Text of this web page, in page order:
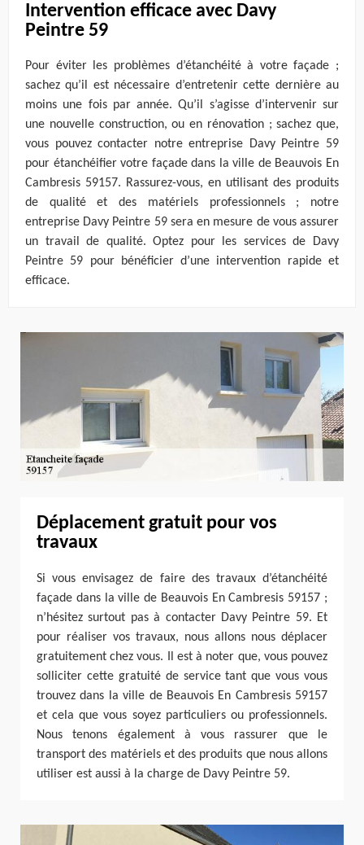
Intervention efficace avec Davy
Peintre 59
Pour éviter les problèmes d’étanchéité à votre façade ;
sachez qu’il est nécessaire d’entretenir cette dernière au
moins une fois par année. Qu’il s’agisse d’intervenir sur
une nouvelle construction, ou en rénovation ; sachez que,
vous pouvez contacter notre entreprise Davy Peintre 59
pour étanchéifier votre façade dans la ville de Beauvois En
Cambresis 59157. Rassurez-vous, en utilisant des produits
de qualité et des matériels professionnels ; notre
entreprise Davy Peintre 59 sera en mesure de vous assurer
un travail de qualité. Optez pour les services de Davy
Peintre 59 pour bénéficier d’une intervention rapide et
efficace.
Déplacement gratuit pour vos
travaux
Si vous envisagez de faire des travaux d’étanchéité
façade dans la ville de Beauvois En Cambresis 59157 ;
n’hésitez surtout pas à contacter Davy Peintre 59. Et
pour réaliser vos travaux, nous allons nous déplacer
gratuitement chez vous. Il est à noter que, vous pouvez
solliciter cette gratuité de service tant que vous vous
trouvez dans la ville de Beauvois En Cambresis 59157
et cela que vous soyez particuliers ou professionnels.
Nous tenons également à vous rassurer que le
transport des matériels et des produits que nous allons
utiliser est aussi à la charge de Davy Peintre 59.